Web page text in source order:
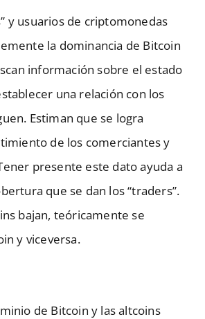
y usuarios de criptomonedas
la dominancia de Bitcoin
información sobre el estado
una relación con los
Estiman que se logra
de los comerciantes y
presente este dato ayuda a
que se dan los “traders”.
bajan, teóricamente se
y viceversa.
de Bitcoin y las altcoins